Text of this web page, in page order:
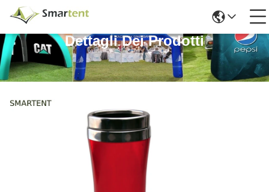
Dettagli Dei Prodotti